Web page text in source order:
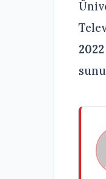
2022